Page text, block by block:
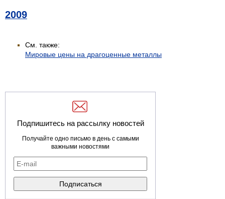
2009
См. также:
Мировые цены на драгоценные металлы
Подпишитесь на рассылку новостей
Получайте одно письмо в день с самыми
важными новостями